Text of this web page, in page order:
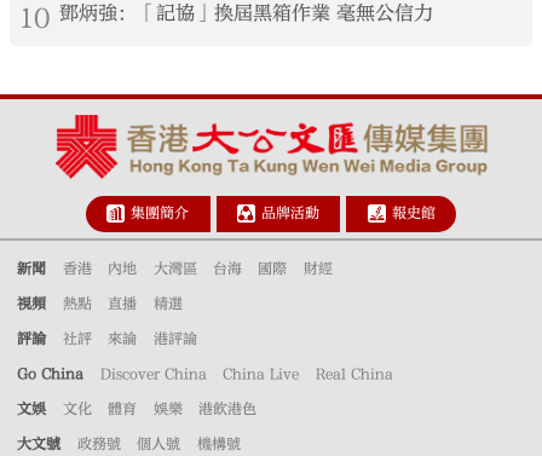
10 鄧炳強：「記協」換屆黑箱作業 毫無公信力
集團簡介 品牌活動 報史館
新聞 香港 內地 大灣區 台海 國際 財經
視頻 熱點 直播 精選
評論 社評 來論 港評論
Go China Discover China China Live Real China
文娛 文化 體育 娛樂 港飲港色
大文號 政務號 個人號 機構號